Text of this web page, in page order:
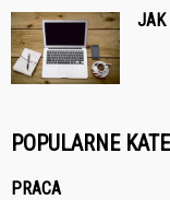
JAK
POPULARNE
PRACA